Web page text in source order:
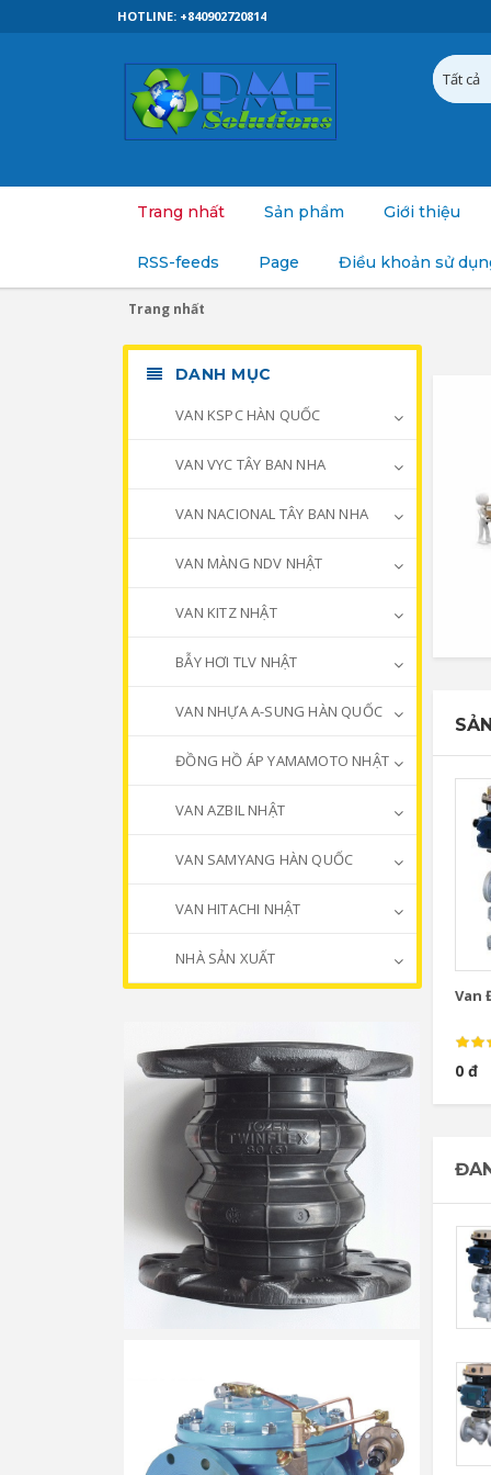
HOTLINE: +840902720814
Trang nhất Sản phẩm Giới thiệu
RSS-feeds Page Điều khoản sử
Trang nhất
Van
0 đ
DANH MỤC
VAN KSPC HÀN QUỐC
VAN VYC TÂY BAN NHA
VAN NACIONAL TÂY BAN NHA
VAN MÀNG NDV NHẬT
VAN KITZ NHẬT
BẪY HƠI TLV NHẬT
VAN NHỰA A-SUNG HÀN QUỐC
ĐỒNG HỒ ÁP YAMAMOTO NHẬT
VAN AZBIL NHẬT
VAN SAMYANG HÀN QUỐC
VAN HITACHI NHẬT
NHÀ SẢN XUẤT